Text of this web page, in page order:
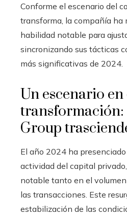
Conforme el escenario del
transforma, la compañía ha
habilidad notable para
sincronizando sus tácticas
más significativas de 2024.
Un escenario
Group
El año 2024 ha
actividad del capital
notable tanto en el
las transacciones. Este
estabilización de las